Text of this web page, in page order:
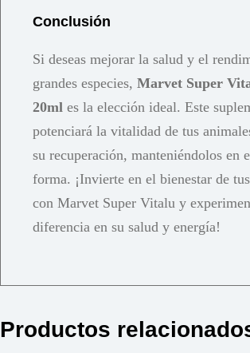
Conclusión
Si deseas mejorar la salud y el
grandes especies, Marvet Super
20ml es la elección ideal. Este
potenciará la vitalidad de tus
su recuperación, manteniéndolos en
forma. ¡Invierte en el bienestar de
con Marvet Super Vitalu y
diferencia en su salud y energía!
Productos